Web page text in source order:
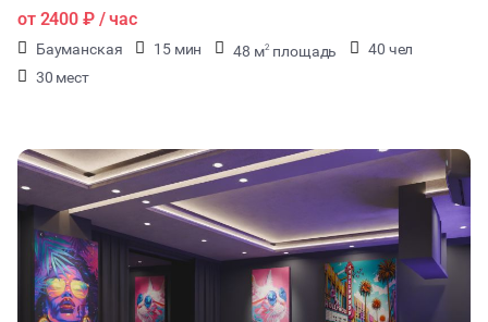
от 2400 ₽/ час
Бауманская 15 мин 48 м2 площадь
40 чел
30 мест